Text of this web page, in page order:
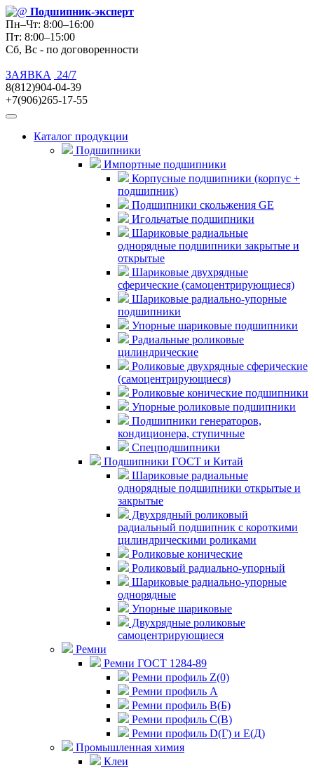
Подшипник-эксперт
Пн–Чт: 8:00–16:00
Пт: 8:00–15:00
Сб, Вс - по договоренности
ЗАЯВКА
24/7
8(812)904-04-39
+7(906)265-17-55
Каталог продукции
Подшипники
Импортные подшипники
Корпусные подшипники (корпус +
подшипник)
Подшипники скольжения GE
Игольчатые подшипники
Шариковые радиальные
однорядные подшипники закрытые и
открытые
Шариковые двухрядные
сферические (самоцентрирующиеся)
Шариковые радиально-упорные
подшипники
Упорные шариковые подшипники
Радиальные роликовые
цилиндрические
Роликовые двухрядные сферические
(самоцентрирующиеся)
Роликовые конические подшипники
Упорные роликовые подшипники
Подшипники генераторов,
кондиционера, ступичные
Спецподшипники
Подшипники ГОСТ и Китай
Шариковые радиальные
однорядные подшипники открытые и
закрытые
Двухрядный роликовый
радиальный подшипник с короткими
цилиндрическими роликами
Роликовые конические
Роликовый радиально-упорный
Шариковые радиально-упорные
однорядные
Упорные шариковые
Двухрядные роликовые
самоцентрирующиеся
Ремни
Ремни ГОСТ 1284-89
Ремни профиль Z(0)
Ремни профиль А
Ремни профиль В(Б)
Ремни профиль С(В)
Ремни профиль D(Г) и E(Д)
Промышленная химия
Клеи